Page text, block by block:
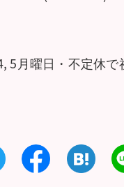
5月曜日・不定休で